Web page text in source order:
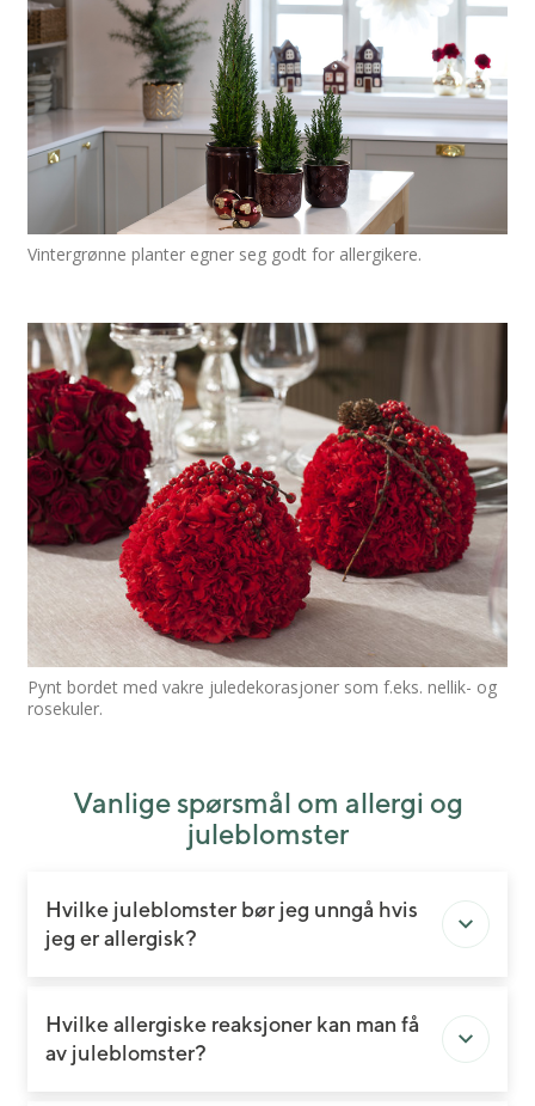
Vintergrønne planter egner seg godt for allergikere.
Pynt bordet med vakre juledekorasjoner som f.eks. nellik- og
rosekuler.
Vanlige spørsmål om allergi og
juleblomster
Hvilke juleblomster bør jeg unngå hvis
jeg er allergisk?
Hvilke allergiske reaksjoner kan man få
av juleblomster?